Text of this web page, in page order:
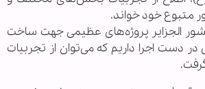
متبوع خود خواند.
الجزایر پروژه‌های عظیمی جهت ساخت
دست اجرا داریم که می‌توان از تجربیات